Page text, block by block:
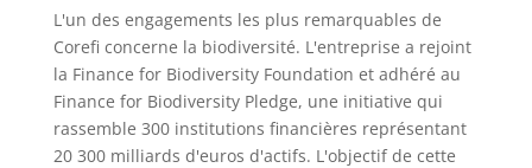
L'un des engagements les plus remarquables de
Corefi concerne la biodiversité. L'entreprise a rejoint
la Finance for Biodiversity Foundation et adhéré au
Finance for Biodiversity Pledge, une initiative qui
rassemble 300 institutions financières représentant
20 300 milliards d'euros d'actifs. L'objectif de cette